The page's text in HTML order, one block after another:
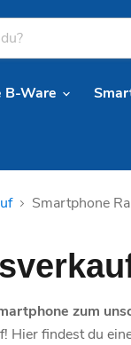
B-Ware
Smartphone
zum
Hier findest du